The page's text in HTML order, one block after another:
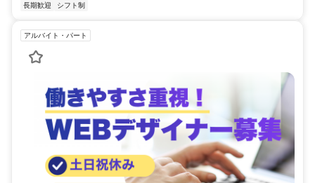
長期歓迎
シフト制
アルバイト・パート